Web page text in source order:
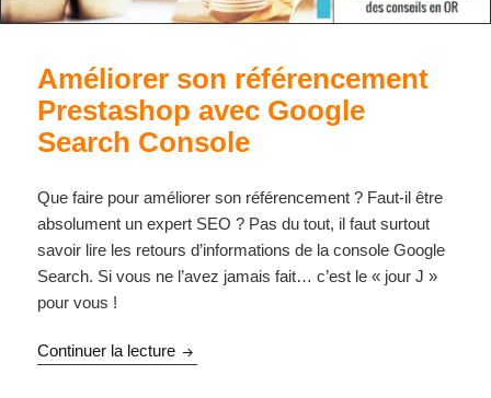
Améliorer son référencement
Prestashop avec Google
Search Console
Que faire pour améliorer son référencement ? Faut-il être
absolument un expert SEO ? Pas du tout, il faut surtout
savoir lire les retours d’informations de la console Google
Search. Si vous ne l’avez jamais fait… c’est le « jour J »
pour vous !
Continuer la lecture Améliorer son référencement Prestashop